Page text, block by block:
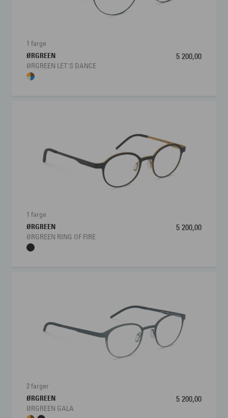
1 farge
ØRGREEN
ØRGREEN LET'S DANCE
5 200,00
1 farge
ØRGREEN
ØRGREEN RING OF FIRE
5 200,00
2 farger
ØRGREEN
ØRGREEN GALA
5 200,00